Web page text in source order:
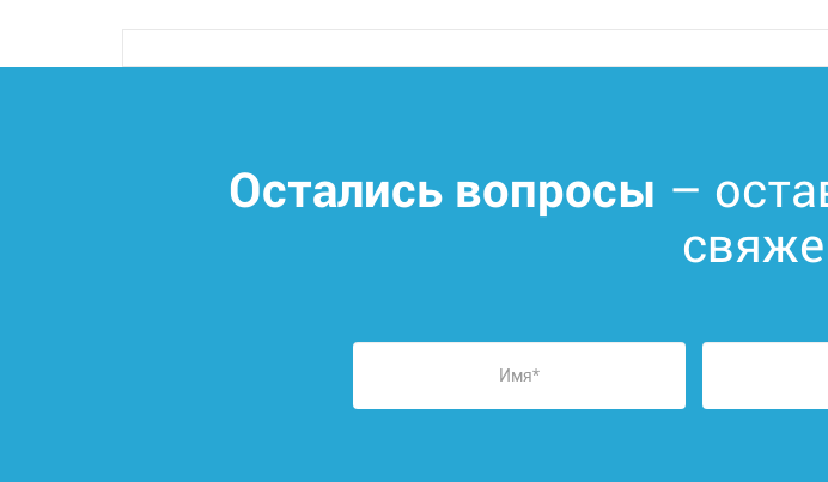
Остались вопросы –